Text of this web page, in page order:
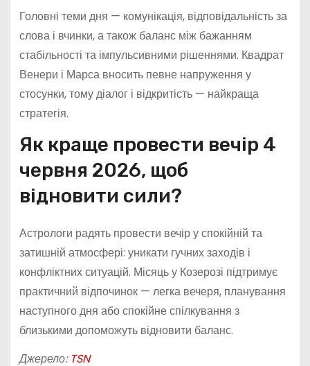
Головні теми дня — комунікація, відповідальність за
слова і вчинки, а також баланс між бажанням
стабільності та імпульсивними рішеннями. Квадрат
Венери і Марса вносить певне напруження у
стосунки, тому діалог і відкритість — найкраща
стратегія.
Як краще провести вечір 4
червня 2026, щоб
відновити сили?
Астрологи радять провести вечір у спокійній та
затишній атмосфері: уникати гучних заходів і
конфліктних ситуацій. Місяць у Козерозі підтримує
практичний відпочинок — легка вечеря, планування
наступного дня або спокійне спілкування з
близькими допоможуть відновити баланс.
Джерело: TSN